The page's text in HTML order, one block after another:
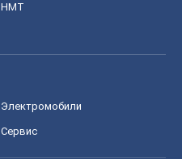
НМТ
Электромобили
Сервис